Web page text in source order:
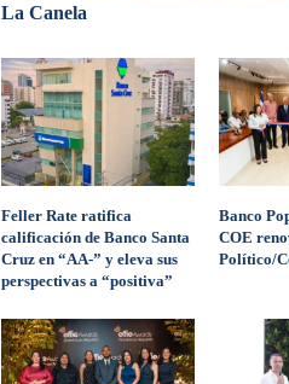
La Canela
Feller Rate ratifica
calificación de Banco Santa
Cruz en “AA-” y eleva sus
perspectivas a “positiva”
Banco
COE
Político/